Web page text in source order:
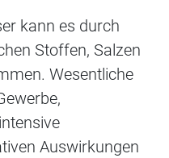
kann es durch
Stoffen, Salzen
Wesentliche
Auswirkungen